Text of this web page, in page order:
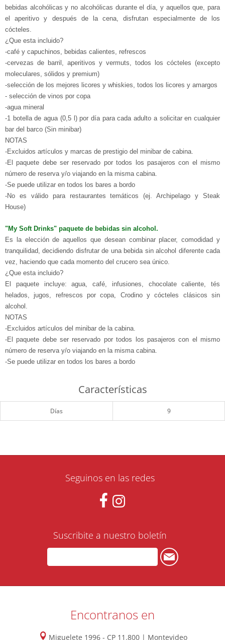
bebidas alcohólicas y no alcohólicas durante el día, y aquellos que, para
el aperitivo y después de la cena, disfrutan especialmente de los
cócteles.
¿Que esta incluido?
-café y capuchinos, bebidas calientes, refrescos
-cervezas de barril, aperitivos y vermuts, todos los cócteles (excepto
moleculares, sólidos y premium)
-selección de los mejores licores y whiskies, todos los licores y amargos
- selección de vinos por copa
-agua mineral
-1 botella de agua (0,5 l) por día para cada adulto a solicitar en cualquier
bar del barco (Sin minibar)
NOTAS
-Excluidos artículos y marcas de prestigio del minibar de cabina.
-El paquete debe ser reservado por todos los pasajeros con el mismo
número de reserva y/o viajando en la misma cabina.
-Se puede utilizar en todos los bares a bordo
-No es válido para restaurantes temáticos (ej. Archipelago y Steak
House)
"My Soft Drinks" paquete de bebidas sin alcohol.
Es la elección de aquellos que desean combinar placer, comodidad y
tranquilidad, decidiendo disfrutar de una bebida sin alcohol diferente cada
vez, haciendo que cada momento del crucero sea único.
¿Que esta incluido?
El paquete incluye: agua, café, infusiones, chocolate caliente, tés
helados, jugos, refrescos por copa, Crodino y cócteles clásicos sin
alcohol.
NOTAS
-Excluidos artículos del minibar de la cabina.
-El paquete debe ser reservado por todos los pasajeros con el mismo
número de reserva y/o viajando en la misma cabina.
-Se puede utilizar en todos los bares a bordo
Características
Días 9
Seguinos en las redes
Suscribite a nuestro boletín
Encontranos en
Miguelete 1996 - CP 11.800 | Montevideo